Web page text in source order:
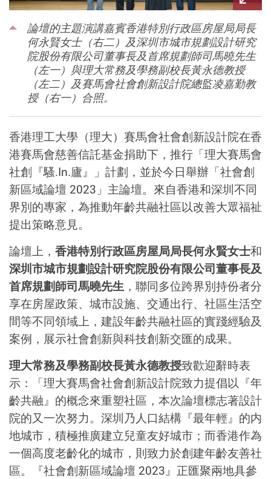
論壇的主題演講嘉賓香港特別行政區房屋局局長
何永賢女士（右二）及深圳市城市規劃設計研究
院股份有限公司董事長及首席規劃師司馬曉先生
（左一）與理大常務及學務副校長黃永德教授
（左二）及賽馬會社會創新設計院總監凌嘉勤教
授（右一）合照。
香港理工大學（理大）賽馬會社會創新設計院在香
港賽馬會慈善信託基金捐助下，推行「理大賽馬會
社創『騷.In.廬』」計劃，並於今日舉辦「社會創
新區域論壇 2023」主論壇。來自香港和深圳不同
界別的專家，為推動年齡共融社區以改善大眾福祉
提出策略意見。
論壇上， 香港特別行政區房屋局局長何永賢女士和
深圳市城市規劃設計研究院股份有限公司董事長及
首席規劃師司馬曉先生 ，聯同多位跨界別持份者分
享在房屋政策、城市設施、交通出行、社區生活空
間等不同領域上，建設年齡共融社區的實踐經驗及
案例，展示社會創新與科技創新交匯的成果。
理大常務及學務副校長黃永德教授致歡迎辭時表
示：「理大賽馬會社會創新設計院致力提倡以『年
齡共融』的概念來重塑社區，本次論壇標志著設計
院的又一次努力。深圳乃人口結構『最年輕』的内
地城市，積極推廣建立兒童友好城市；而香港作為
一個高度老齡化的城市，則致力於創建年齡友善社
區。『社會創新區域論壇 2023』正匯聚兩地具參